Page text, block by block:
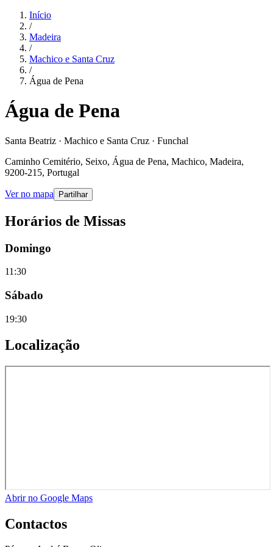
Início
/
Madeira
/
Machico e Santa Cruz
/
Água de Pena
Água de Pena
Santa Beatriz · Machico e Santa Cruz · Funchal
Caminho Cemitério, Seixo, Água de Pena, Machico, Madeira,
9200-215, Portugal
Ver no mapa Partilhar
Horários de Missas
Domingo
11:30
Sábado
19:30
Localização
Abrir no Google Maps
Contactos